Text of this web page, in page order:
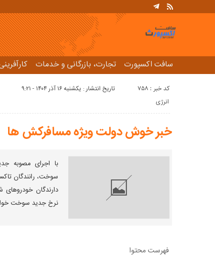
سافت اکسپورت تجارت، بازرگانی و خدمات
کد خبر : 758 تاریخ انتشار : یکشنبه ۱۶ آذر ۱۴۰۴ - ۹:۲۱
انرژی
خبر خوش دولت ویژه مسافرکش‌ ها
با اجرای مصوبه
سوخت، رانندگان
دارندگان
نرخ جدید سوخت
فهرست محتوا